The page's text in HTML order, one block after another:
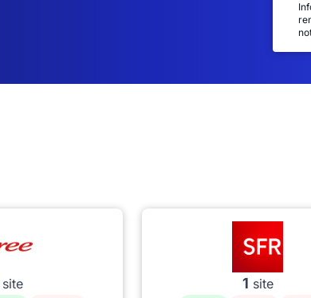
site 1 site